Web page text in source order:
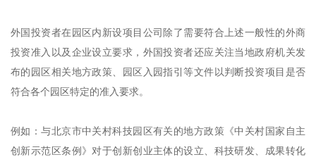
外国投资者在园区内新设项目公司除了需要符合上述一般性的外商
投资准入以及企业设立要求，外国投资者还应关注当地政府机关发
布的园区相关地方政策、园区入园指引等文件以判断投资项目是否
符合各个园区特定的准入要求。
例如：与北京市中关村科技园区有关的地方政策《中关村国家自主
创新示范区条例》对于创新创业主体的设立、科技研发、成果转化